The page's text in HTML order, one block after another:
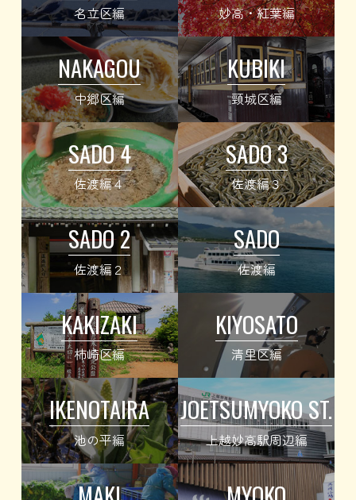
名立区編 妙高・紅葉編
NAKAGOU
中郷区編
KUBIKI
頸城区編
SADO 4
佐渡編４
SADO 3
佐渡編３
SADO 2
佐渡編２
SADO
佐渡編
KAKIZAKI
柿崎区編
KIYOSATO
清里区編
IKENOTAIRA
池の平編
JOETSUMYOKO ST.
上越妙高駅周辺編